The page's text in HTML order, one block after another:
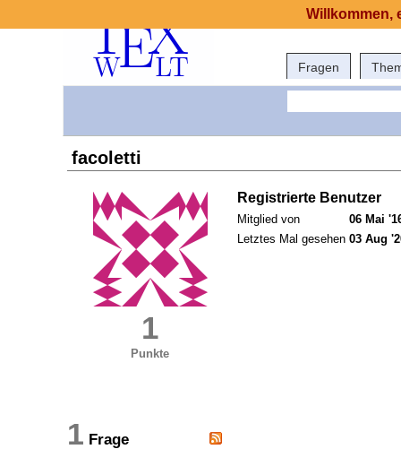
Fragen
facoletti
1
Punkte
Registrierte Benutzer
Mitglied von
06 Mai
Letztes Mal gesehen 03 Aug
1 Frage
Willkommen,